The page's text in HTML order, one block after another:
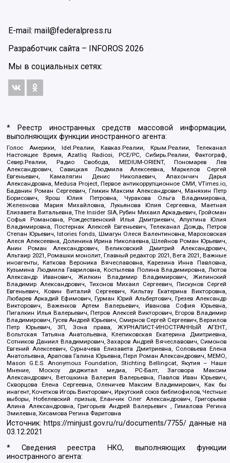
E-mail: mail@federalpress.ru
Разработчик сайта –
INFOROS 2026
Мы в социальных сетях:
* Реестр иностранных средств массовой информации,
выполняющих функции иностранного агента:
Голос Америки, Idel.Реалии, Кавказ.Реалии, Крым.Реалии, Телеканал
Настоящее Время, Azatliq Radiosi, PCE/PC, Сибирь.Реалии, Фактограф,
Север.Реалии, Радио Свобода, MEDIUM-ORIENT, Пономарев Лев
Александрович, Савицкая Людмила Алексеевна, Маркелов Сергей
Евгеньевич, Камалягин Денис Николаевич, Апахончич Дарья
Александровна, Medusa Project, Первое антикоррупционное СМИ, VTimes.io,
Баданин Роман Сергеевич, Гликин Максим Александрович, Маняхин Петр
Борисович, Ярош Юлия Петровна, Чуракова Ольга Владимировна,
Железнова Мария Михайловна, Лукьянова Юлия Сергеевна, Маетная
Елизавета Витальевна, The Insider SIA, Рубин Михаил Аркадьевич, Гройсман
Софья Романовна, Рождественский Илья Дмитриевич, Апухтина Юлия
Владимировна, Постернак Алексей Евгеньевич, Телеканал Дождь, Петров
Степан Юрьевич, Istories fonds, Шмагун Олеся Валентиновна, Мароховская
Алеся Алексеевна, Долинина Ирина Николаевна, Шлейнов Роман Юрьевич,
Анин Роман Александрович, Великовский Дмитрий Александрович,
Альтаир 2021, Ромашки монолит, Главный редактор 2021, Вега 2021, Важные
иноагенты, Каткова Вероника Вячеславовна, Карезина Инна Павловна,
Кузьмина Людмила Гавриловна, Костылева Полина Владимировна, Лютов
Александр Иванович, Жилкин Владимир Владимирович, Жилинский
Владимир Александрович, Тихонов Михаил Сергеевич, Пискунов Сергей
Евгеньевич, Ковин Виталий Сергеевич, Кильтау Екатерина Викторовна,
Любарев Аркадий Ефимович, Гурман Юрий Альбертович, Грезев Александр
Викторович, Важенков Артем Валерьевич, Иванова София Юрьевна,
Пигалкин Илья Валерьевич, Петров Алексей Викторович, Егоров Владимир
Владимирович, Гусев Андрей Юрьевич, Смирнов Сергей Сергеевич, Верзилов
Петр Юрьевич, ЗП, Зона права, ЖУРНАЛИСТ-ИНОСТРАННЫЙ АГЕНТ,
Вольтская Татьяна Анатольевна, Клепиковская Екатерина Дмитриевна,
Сотников Даниил Владимирович, Захаров Андрей Вячеславович, Симонов
Евгений Алексеевич, Сурначева Елизавета Дмитриевна, Соловьева Елена
Анатольевна, Арапова Галина Юрьевна, Перл Роман Александрович, МЕМО,
Mason G.E.S. Anonymous Foundation, Stichting Bellingcat, Якутия – Наше
Мнение, Москоу диджитал медиа, РС-Балт, Заговора Максим
Александрович, Ветошкина Валерия Валерьевна, Павлов Иван Юрьевич,
Скворцова Елена Сергеевна, Оленичев Максим Владимирович, Как бы
инагент, Кочетков Игорь Викторович, Иркутский союз библиофилов, Честные
выборы, Нобелевский призыв, Еланчик Олег Александрович, Григорьева
Алина Александровна, Григорьев Андрей Валерьевич , Гималова Регина
Эмилевна, Хисамова Регина Фаритовна
Источник: https://minjust.gov.ru/ru/documents/7755/ данные на
03.12.2021
* Сведения реестра НКО, выполняющих функции
иностранного агента: